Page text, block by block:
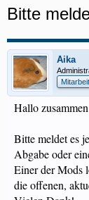
Bitte
Aika
Hallo zusammen
Bitte meldet es
Abgabe oder
Einer der Mods
die offenen,